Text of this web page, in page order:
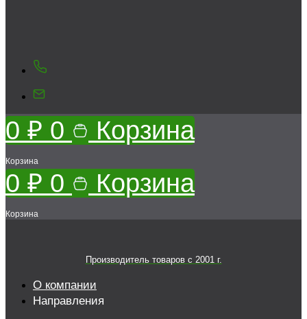
0 ₽ 0 Корзина
Корзина
0 ₽ 0 Корзина
Корзина
Производитель товаров c 2001 г.
О компании
Направления